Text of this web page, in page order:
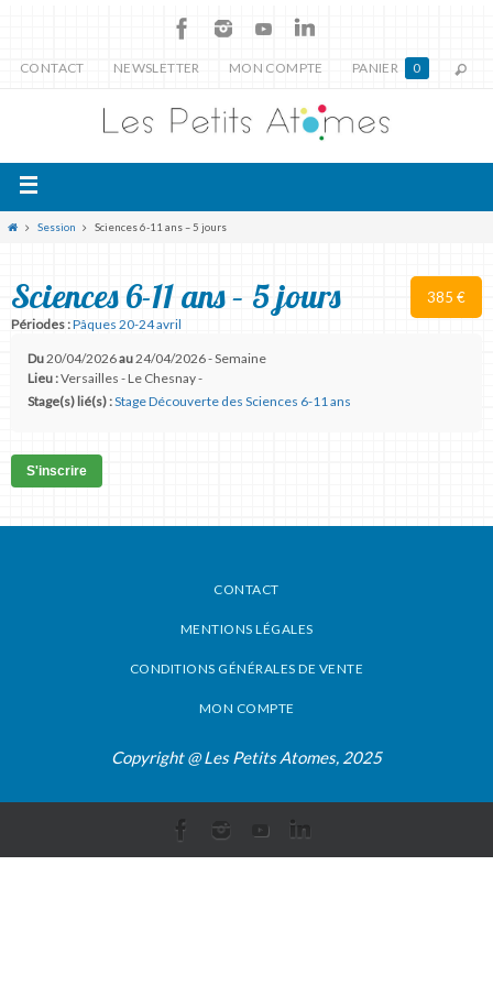
CONTACT NEWSLETTER MON COMPTE PANIER 0
Session Sciences 6-11 ans – 5 jours
385 €
Sciences 6-11 ans – 5 jours
Périodes :Pâques 20-24 avril
Du20/04/2026au24/04/2026 - Semaine
Lieu :Versailles - Le Chesnay -
Stage(s) lié(s) :Stage Découverte des Sciences 6-11 ans
S'inscrire
CONTACT
MENTIONS LÉGALES
CONDITIONS GÉNÉRALES DE VENTE
MON COMPTE
Copyright @ Les Petits Atomes, 2025